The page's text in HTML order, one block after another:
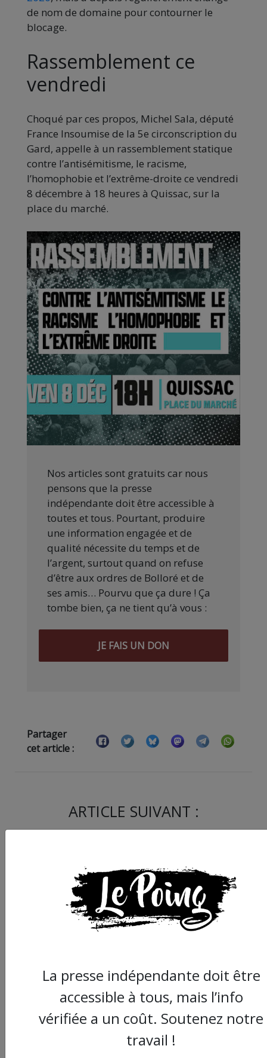
de nom de domaine pour contourner le
blocage.
Rassemblement ce
vendredi
Choqué par ces propos, Michel Sala, député
France Insoumise de la 5e circonscription du
Gard, appelle à un rassemblement statique
contre l’antisémitisme, le racisme,
l’homophobie et l’extrême-droite ce vendredi
8 décembre à 18 heures à Quissac, sur la
place du marché.
Nos articles sont gratuits car nous
pensons que la presse
indépendante doit être accessible à
toutes et tous. Pourtant, produire
une information engagée et de
qualité nécessite du temps et de
l’argent, surtout quand on refuse
d’être aux ordres de Bolloré et de
ses amis… Pourvu que ça dure ! Ça
tombe bien, ça ne tient qu’à vous :
JE FAIS UN DON
Partager
cet article :
ARTICLE SUIVANT :
Montpellier : le
soutien, un appui
pour les grévistes
La presse indépendante doit être
accessible à tous, mais l’info
vérifiée a un coût. Soutenez notre
travail !